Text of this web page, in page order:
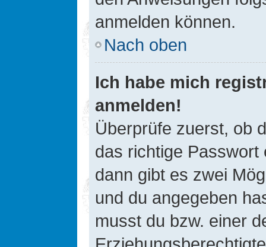
anmelden können.
Nach oben
Ich habe mich
anmelden!
Überprüfe zuerst, ob
das richtige Passwort
dann gibt es zwei
und du angegeben
musst du bzw. einer